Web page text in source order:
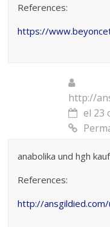
References:
https://
http://
el 23
anabolika und hgh
References:
http://